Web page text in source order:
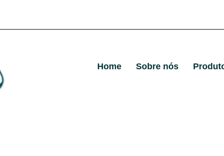
Home Sobre nós